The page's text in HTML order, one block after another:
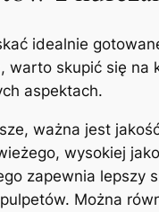
idealnie
warto skupić się na
aspektach.
ważna jest
wysokiej
zapewnia lepszy
Można